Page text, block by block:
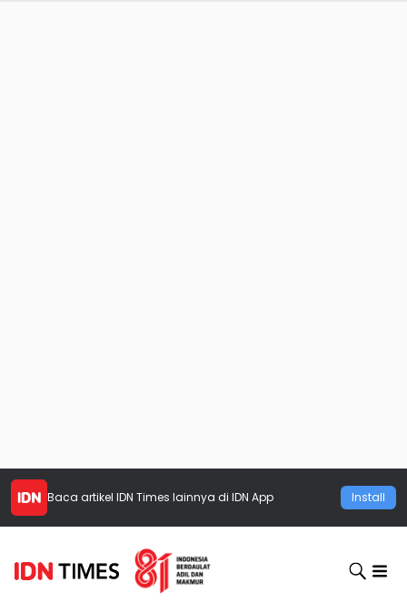
Baca artikel IDN Times lainnya di IDN App Install